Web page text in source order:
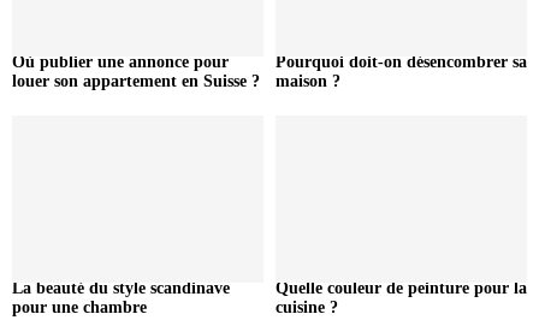
Où publier une annonce pour
louer son appartement en Suisse ?
Pourquoi doit-on désencombrer sa
maison ?
La beauté du style scandinave
pour une chambre
Quelle couleur de peinture pour la
cuisine ?